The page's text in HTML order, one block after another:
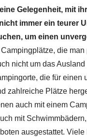
Gelegenheit, mit
immer ein teurer
um einen
die
nicht um das
die für einen
zahlreiche Plätze
auch mit einem
mit
ausgestattet.